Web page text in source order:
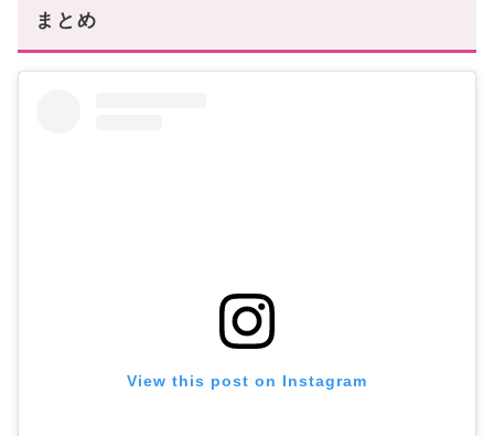
まとめ
View this post on Instagram